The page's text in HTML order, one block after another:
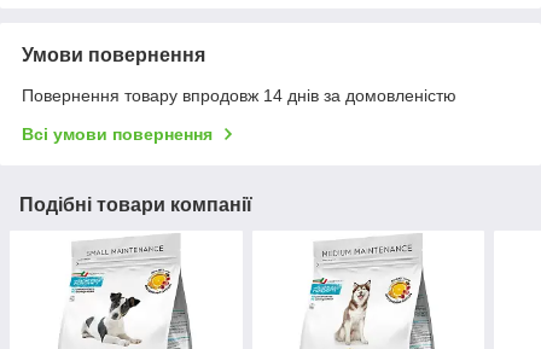
Умови повернення
Повернення товару впродовж 14 днів за домовленістю
Всі умови повернення
Подібні товари компанії